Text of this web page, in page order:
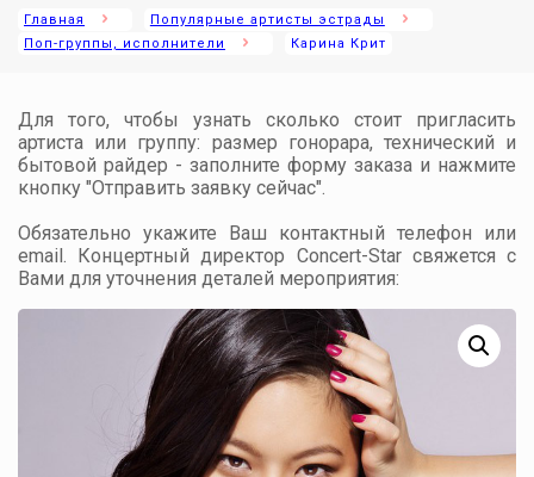
Главная
Популярные артисты эстрады
Поп-группы, исполнители
Карина Крит
Для того, чтобы узнать сколько стоит пригласить
артиста или группу: размер гонорара, технический и
бытовой райдер - заполните форму заказа и нажмите
кнопку "Отправить заявку сейчас".
Обязательно укажите Ваш контактный телефон или
email. Концертный директор Concert-Star свяжется с
Вами для уточнения деталей мероприятия: